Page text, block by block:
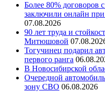
Более 80% договоров
заключили онлайн
07.08.2026
90 лет труда и
Митюшовой
Тогучинец подарил
первого ранга
В Новосибирской
Очередной
зону СВО 06.08.2026